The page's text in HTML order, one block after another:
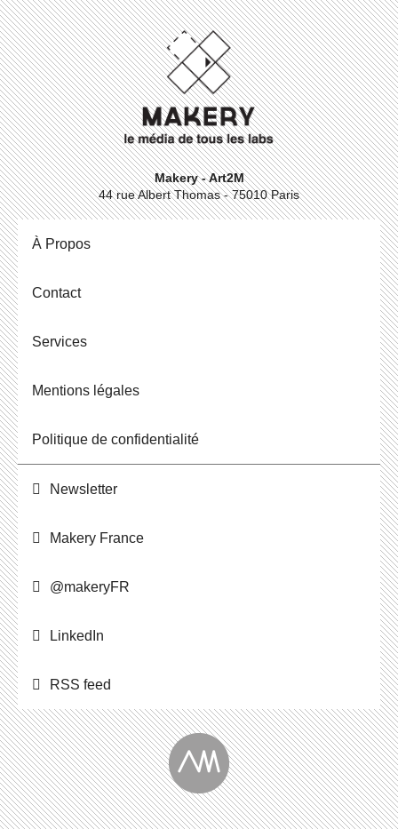
Makery - Art2M
44 rue Albert Thomas - 75010 Paris
À Propos
Contact
Ser­vices
Men­tions légales
Po­li­tique de confidentialité
News­let­ter
Makery France
@ma­ke­ryFR
Lin­ke­dIn
RSS feed